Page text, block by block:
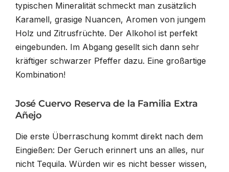
typischen Mineralität schmeckt man zusätzlich
Karamell, grasige Nuancen, Aromen von jungem
Holz und Zitrusfrüchte. Der Alkohol ist perfekt
eingebunden. Im Abgang gesellt sich dann sehr
kräftiger schwarzer Pfeffer dazu. Eine großartige
Kombination!
José Cuervo Reserva de la Familia Extra
Añejo
Die erste Überraschung kommt direkt nach dem
Eingießen: Der Geruch erinnert uns an alles, nur
nicht Tequila. Würden wir es nicht besser wissen,